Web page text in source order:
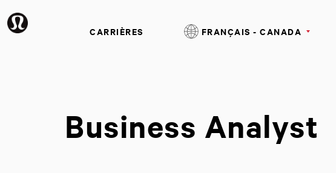
CARRIÈRES FRANÇAIS - CANADA
Business Analyst